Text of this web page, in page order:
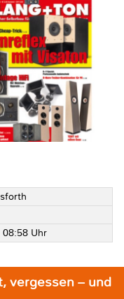
08:58 Uhr
vergessen – und